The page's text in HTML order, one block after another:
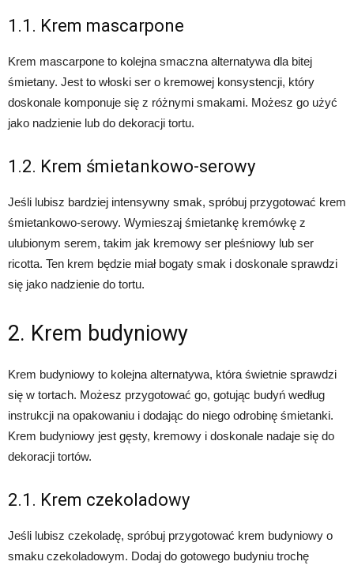
1.1. Krem mascarpone
Krem mascarpone to kolejna smaczna alternatywa dla bitej
śmietany. Jest to włoski ser o kremowej konsystencji, który
doskonale komponuje się z różnymi smakami. Możesz go użyć
jako nadzienie lub do dekoracji tortu.
1.2. Krem śmietankowo-serowy
Jeśli lubisz bardziej intensywny smak, spróbuj przygotować krem
śmietankowo-serowy. Wymieszaj śmietankę kremówkę z
ulubionym serem, takim jak kremowy ser pleśniowy lub ser
ricotta. Ten krem będzie miał bogaty smak i doskonale sprawdzi
się jako nadzienie do tortu.
2. Krem budyniowy
Krem budyniowy to kolejna alternatywa, która świetnie sprawdzi
się w tortach. Możesz przygotować go, gotując budyń według
instrukcji na opakowaniu i dodając do niego odrobinę śmietanki.
Krem budyniowy jest gęsty, kremowy i doskonale nadaje się do
dekoracji tortów.
2.1. Krem czekoladowy
Jeśli lubisz czekoladę, spróbuj przygotować krem budyniowy o
smaku czekoladowym. Dodaj do gotowego budyniu trochę